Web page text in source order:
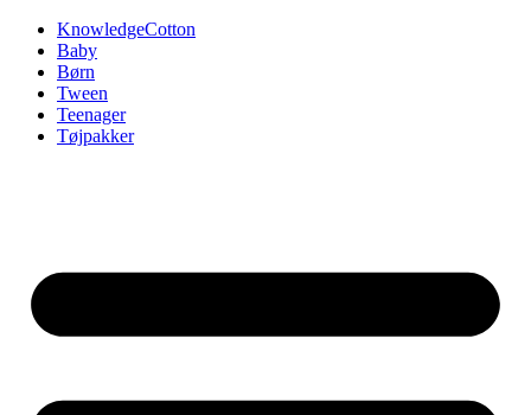
Videre
indhold
KnowledgeCotton
Baby
Børn
Tween
Teenager
Tøjpakker